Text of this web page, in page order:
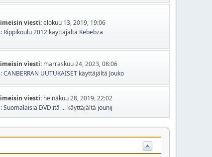
viesti:elokuu 13, 2019, 19:06
Rippikoulu 2012 käyttäjältä Kebebza
viesti: marraskuu 24, 2023, 08:06
CANBERRAN UUTUKAISET käyttäjältä Jouko
viesti: heinäkuu 28, 2019, 22:02
Suomalaisia DVD:itä ... käyttäjältä jounij